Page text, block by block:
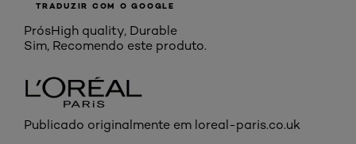
TRADUZIR COM O GOOGLE
PrósHigh quality, Durable
Sim, Recomendo este produto.
Publicado originalmente em loreal-paris.co.uk